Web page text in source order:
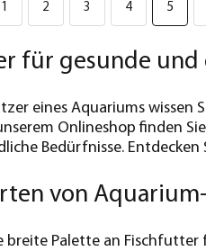
1 2 3 4 5
für gesunde
eines Aquariums
Onlineshop finden
Bedürfnisse. Entdecken
von
breite Palette an Fischfutter